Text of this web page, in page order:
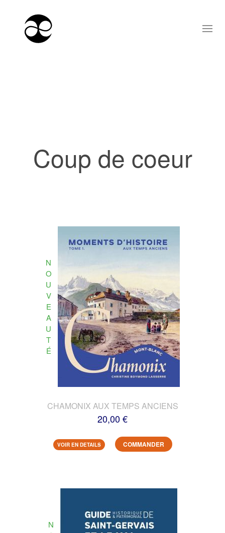
Coup de coeur
N
O
U
V
E
A
U
T
É
CHAMONIX AUX TEMPS ANCIENS
20,00 €
VOIR EN DETAILS COMMANDER
N